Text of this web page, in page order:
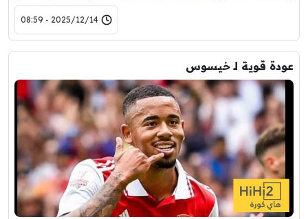
2025/12/14 - 08:59
عودة قوية لـ خيسوس